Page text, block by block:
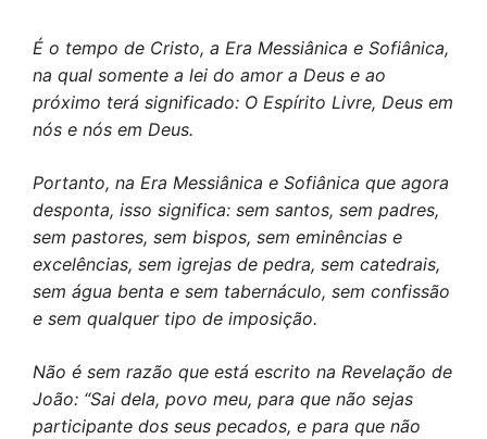
É o tempo de Cristo, a Era Messiânica e Sofiânica,
na qual somente a lei do amor a Deus e ao
próximo terá significado: O Espírito Livre, Deus em
nós e nós em Deus.
Portanto, na Era Messiânica e Sofiânica que agora
desponta, isso significa: sem santos, sem padres,
sem pastores, sem bispos, sem eminências e
excelências, sem igrejas de pedra, sem catedrais,
sem água benta e sem tabernáculo, sem confissão
e sem qualquer tipo de imposição.
Não é sem razão que está escrito na Revelação de
João: “Sai dela, povo meu, para que não sejas
participante dos seus pecados, e para que não